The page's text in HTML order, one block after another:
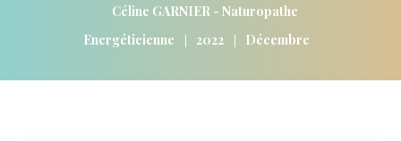
Céline GARNIER - Naturopathe
Energéticienne
| 2022 | Décembre